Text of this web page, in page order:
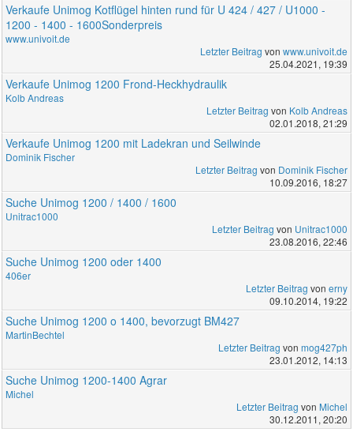
Verkaufe Unimog Kotflügel hinten rund für U 424 / 427 / U1000 -
1200 - 1400 - 1600Sonderpreis
www.univoit.de
Letzter Beitrag von www.univoit.de
25.04.2021, 19:39
Verkaufe Unimog 1200 Frond-Heckhydraulik
Kolb Andreas
Letzter Beitrag von Kolb Andreas
02.01.2018, 21:29
Verkaufe Unimog 1200 mit Ladekran und Seilwinde
Dominik Fischer
Letzter Beitrag von Dominik Fischer
10.09.2016, 18:27
Suche Unimog 1200 / 1400 / 1600
Unitrac1000
Letzter Beitrag von Unitrac1000
23.08.2016, 22:46
Suche Unimog 1200 oder 1400
406er
Letzter Beitrag von erny
09.10.2014, 19:22
Suche Unimog 1200 o 1400, bevorzugt BM427
MartinBechtel
Letzter Beitrag von mog427ph
23.01.2012, 14:13
Suche Unimog 1200-1400 Agrar
Michel
Letzter Beitrag von Michel
30.12.2011, 20:20